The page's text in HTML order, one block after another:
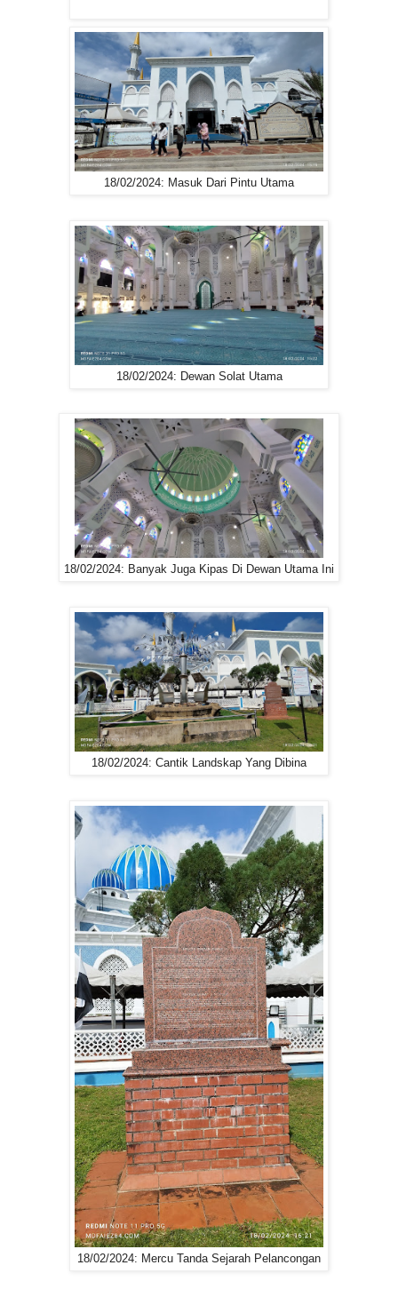
18/02/2024: Masuk Dari Pintu Utama
18/02/2024: Dewan Solat Utama
18/02/2024: Banyak Juga Kipas Di Dewan Utama Ini
18/02/2024: Cantik Landskap Yang Dibina
18/02/2024: Mercu Tanda Sejarah Pelancongan